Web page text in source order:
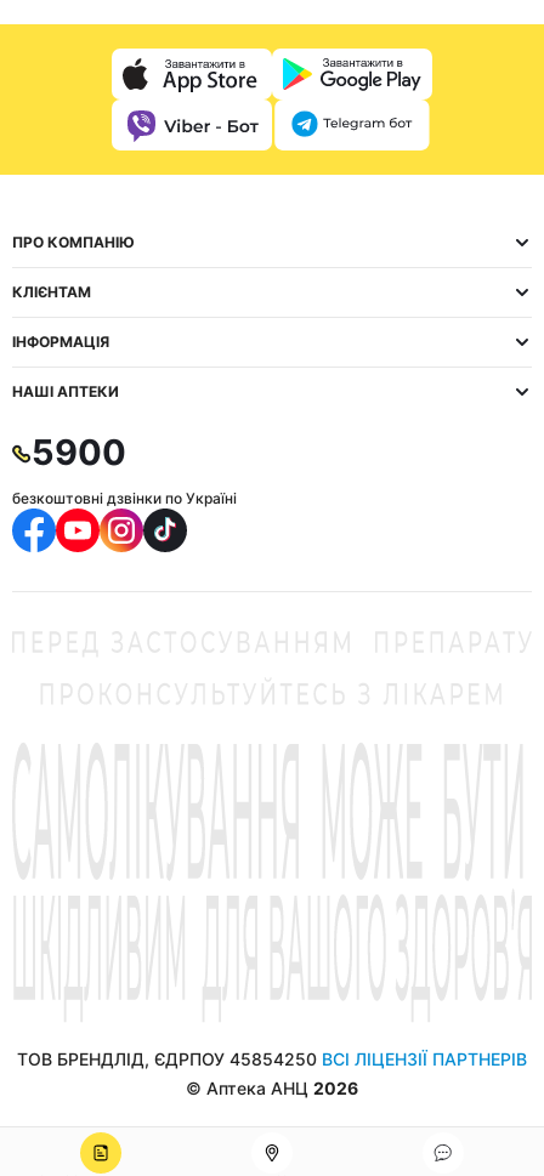
ПРО КОМПАНІЮ
КЛІЄНТАМ
ІНФОРМАЦІЯ
НАШІ АПТЕКИ
5900
безкоштовні дзвінки по Україні
ТОВ БРЕНДЛІД, ЄДРПОУ 45854250 ВСІ ЛІЦЕНЗІЇ ПАРТНЕРІВ
© Аптека АНЦ 2026